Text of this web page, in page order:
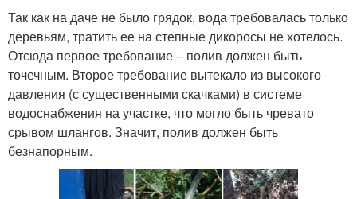
Так как на даче не было грядок, вода требовалась только
деревьям, тратить ее на степные дикоросы не хотелось.
Отсюда первое требование – полив должен быть
точечным. Второе требование вытекало из высокого
давления (с существенными скачками) в системе
водоснабжения на участке, что могло быть чревато
срывом шлангов. Значит, полив должен быть
безнапорным.